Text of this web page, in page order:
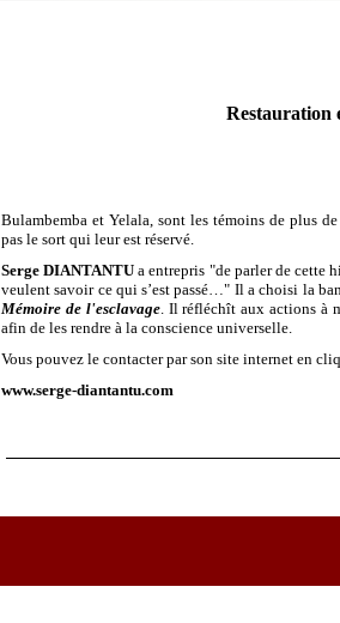
Restauration
Bulambemba et Yelala, sont les témoins de plus
pas le sort qui leur est réservé.
Serge DIANTANTU a entrepris "de parler de cette
veulent savoir ce qui s’est passé…" Il a choisi la
Mémoire de l'esclavage. Il réfléchît aux actions à
afin de les rendre à la conscience universelle.
Vous pouvez le contacter par son site internet en
www.serge-diantantu.com